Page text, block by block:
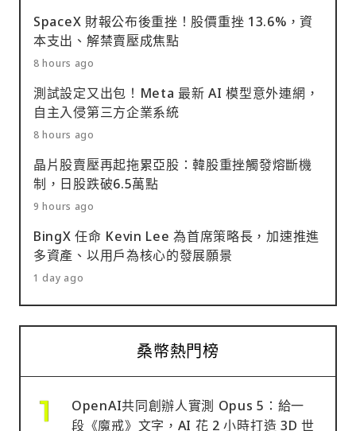
SpaceX 財報公布後重挫！股價重挫 13.6%，資
本支出、解禁賣壓成焦點
8 hours ago
測試設定又出包！Meta 最新 AI 模型意外連網，
自主入侵第三方企業系統
8 hours ago
晶片股賣壓再起拖累亞股：韓股重挫觸發熔斷機
制，日股跌破6.5萬點
9 hours ago
BingX 任命 Kevin Lee 為首席策略長，加速推進
多資產、以用戶為核心的發展願景
1 day ago
桑幣熱門榜
OpenAI共同創辦人實測 Opus 5：給一
段《魔戒》文字，AI 花 2 小時打造 3D 世